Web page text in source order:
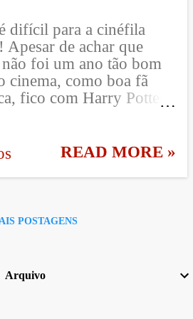
da vida de quatro
com seus
normais da idade,
de as...
difícil para a cinéfila
Apesar de achar que
foi um ano tão bom
cinema, como boa fã
fico com Harry Potter
para ver as cenas que
Este filme me despertou
medo; surpresa;
que, pelo menos em
vai deixar muita saudade!
READ MORE »
POSTAGENS
Arquivo